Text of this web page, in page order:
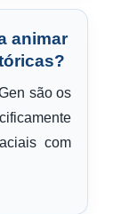
animar
são os
com